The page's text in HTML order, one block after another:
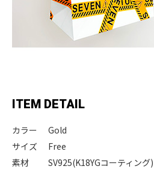
ITEM DETAIL
カラー
Gold
サイズ
Free
素材
SV925(K18YGコーティング)